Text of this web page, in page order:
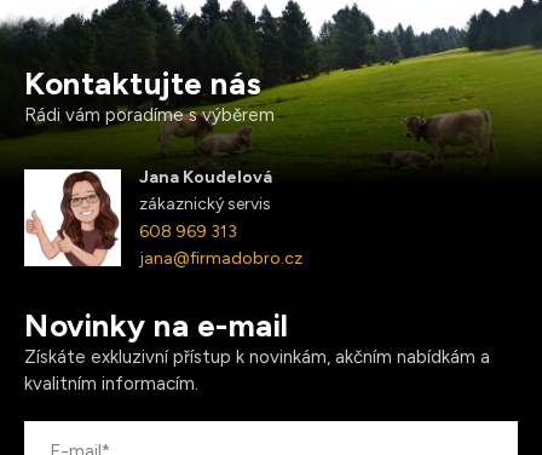
Kontaktujte nás
Rádi vám poradíme s výběrem
Jana Koudelová
zákaznický servis
608 969 313
jana@firmadobro.cz
Novinky na e-mail
Získáte exkluzivní přístup k novinkám, akčním nabídkám a
kvalitním informacím.